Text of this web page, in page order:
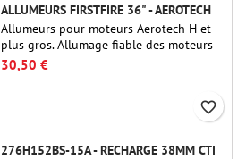
ALLUMEURS FIRSTFIRE 36" - AEROTECH
Allumeurs pour moteurs Aerotech H et
plus gros. Allumage fiable des moteurs
jusqu'à 91 cm de longu
30,50 €
favorite_border
276H152BS-15A - RECHARGE 38MM CTI